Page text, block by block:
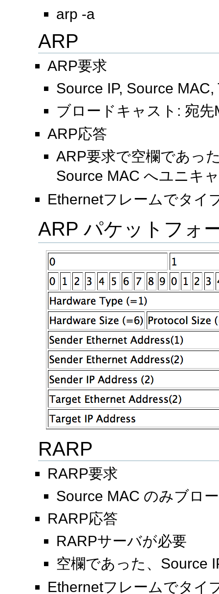
arp -a
ARP
ARP要求
Source IP, Source
ブロードキャスト: 宛先
ARP応答
ARP要求で空欄であっ
Source MAC へユニキ
Ethernetフレームでタイ
ARP パケットフォ
RARP
RARP要求
Source MAC のみブロ
RARP応答
RARPサーバが必要
空欄であった、Source
Ethernetフレームでタイ